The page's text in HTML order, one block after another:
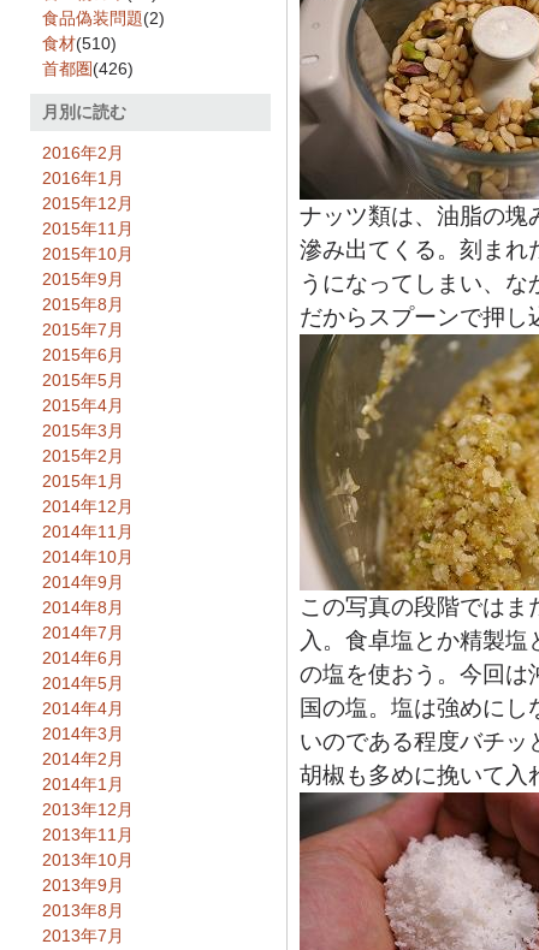
ナッツ類は、油脂の塊
滲み出てくる。刻まれ
うになってしまい、
だからスプーンで押し
この写真の段階ではま
入。食卓塩とか精製
の塩を使おう。今回は
国の塩。塩は強めに
いのである程度バチッ
胡椒も多めに挽いて入
食品偽装問題(2)
食材(510)
首都圏(426)
月別に読む
2016年2月
2016年1月
2015年12月
2015年11月
2015年10月
2015年9月
2015年8月
2015年7月
2015年6月
2015年5月
2015年4月
2015年3月
2015年2月
2015年1月
2014年12月
2014年11月
2014年10月
2014年9月
2014年8月
2014年7月
2014年6月
2014年5月
2014年4月
2014年3月
2014年2月
2014年1月
2013年12月
2013年11月
2013年10月
2013年9月
2013年8月
2013年7月